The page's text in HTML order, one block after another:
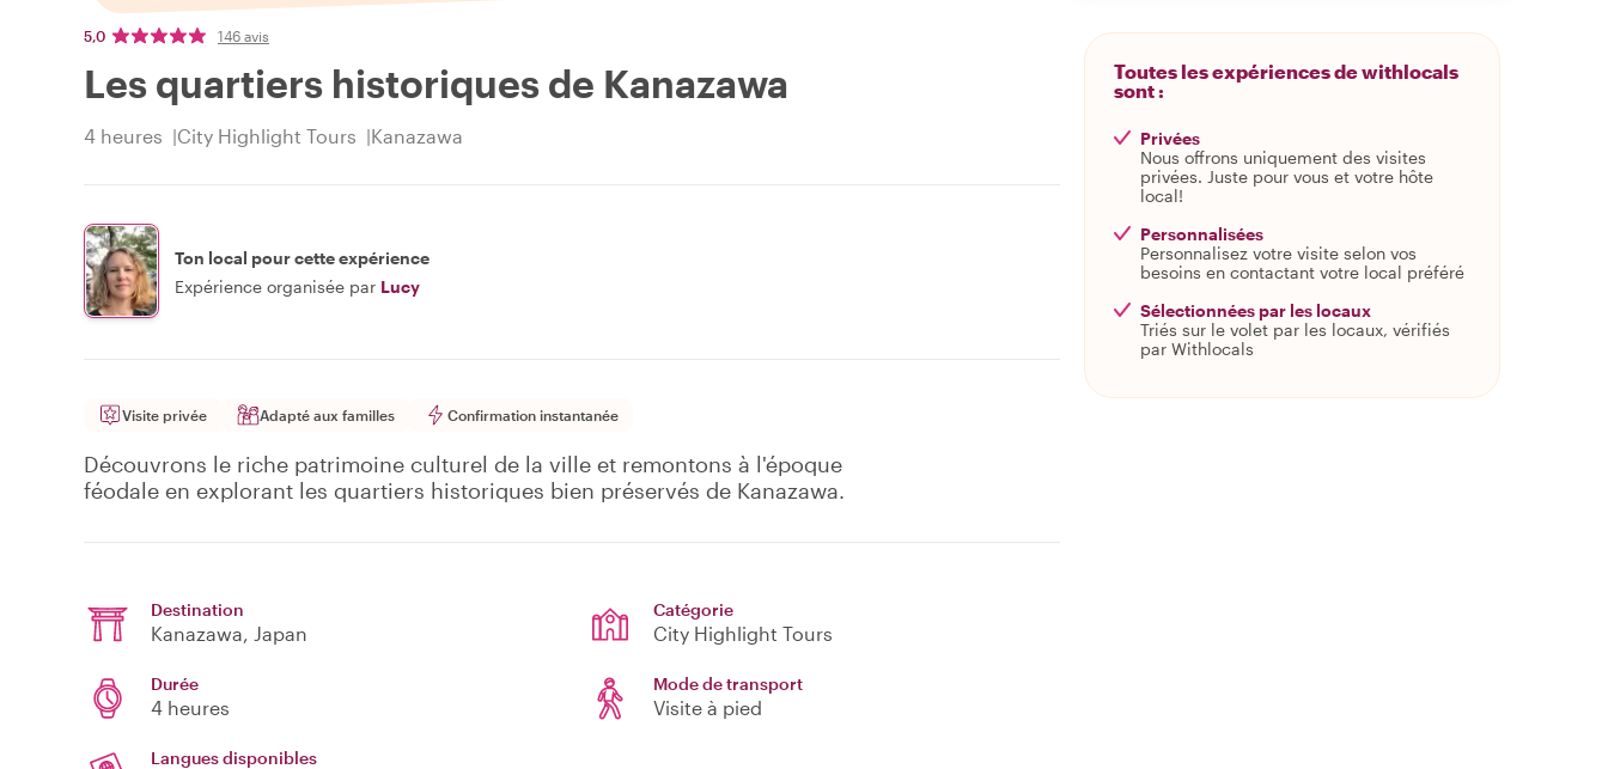
5,0 146 avis
Les quartiers historiques de Kanazawa
4 heures City Highlight Tours Kanazawa
Ton local pour cette expérience
Expérience organisée par Lucy
Visite privée Adapté aux familles Confirmation instantanée
Découvrons le riche patrimoine culturel de la ville et remontons à l'époque
féodale en explorant les quartiers historiques bien préservés de Kanazawa.
Destination
Kanazawa, Japan
Catégorie
City Highlight Tours
Durée
4 heures
Mode de transport
Visite à pied
Langues disponibles
Toutes les expériences de withlocals
sont :
Privées
Nous offrons uniquement des visites
privées. Juste pour vous et votre hôte
local!
Personnalisées
Personnalisez votre visite selon vos
besoins en contactant votre local préféré
Sélectionnées par les locaux
Triés sur le volet par les locaux, vérifiés
par Withlocals